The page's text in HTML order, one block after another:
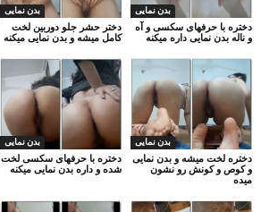
بدن نمایی
دختر حشر جلو دوربین لخت
کامل میشه و بدن نمایی میکنه
بدن نمایی
دختره با حرفهای سکسی و آه
و ناله بدن نمایی داره میکنه
بدن نمایی
دختره با حرفهای سکسی لخت
شده و داره بدن نمایی میکنه
بدن نمایی
دختره لخت میشه و بدن نمایی
و کوص و کونش رو نشون
میده